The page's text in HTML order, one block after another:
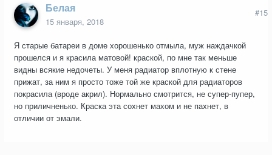
Белая
15 января, 2018
#15
Я старые батареи в доме хорошенько отмыла, муж наждачкой
прошелся и я красила матовой! краской, по мне так меньше
видны всякие недочеты. У меня радиатор вплотную к стене
прижат, за ним я просто тоже той же краской для радиаторов
покрасила (вроде акрил). Нормально смотрится, не супер-пупер,
но приличненько. Краска эта сохнет махом и не пахнет, в
отличии от эмали.